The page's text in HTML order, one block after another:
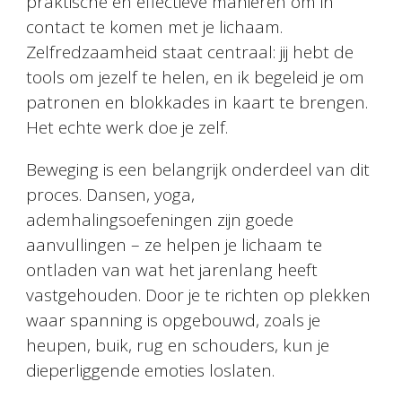
contact te komen met je lichaam.
Zelfredzaamheid staat centraal: jij hebt de
tools om jezelf te helen, en ik begeleid je om
patronen en blokkades in kaart te brengen.
Het echte werk doe je zelf.
Beweging is een belangrijk onderdeel van dit
proces. Dansen, yoga,
ademhalingsoefeningen zijn goede
aanvullingen – ze helpen je lichaam te
ontladen van wat het jarenlang heeft
vastgehouden. Door je te richten op plekken
waar spanning is opgebouwd, zoals je
heupen, buik, rug en schouders, kun je
dieperliggende emoties loslaten.